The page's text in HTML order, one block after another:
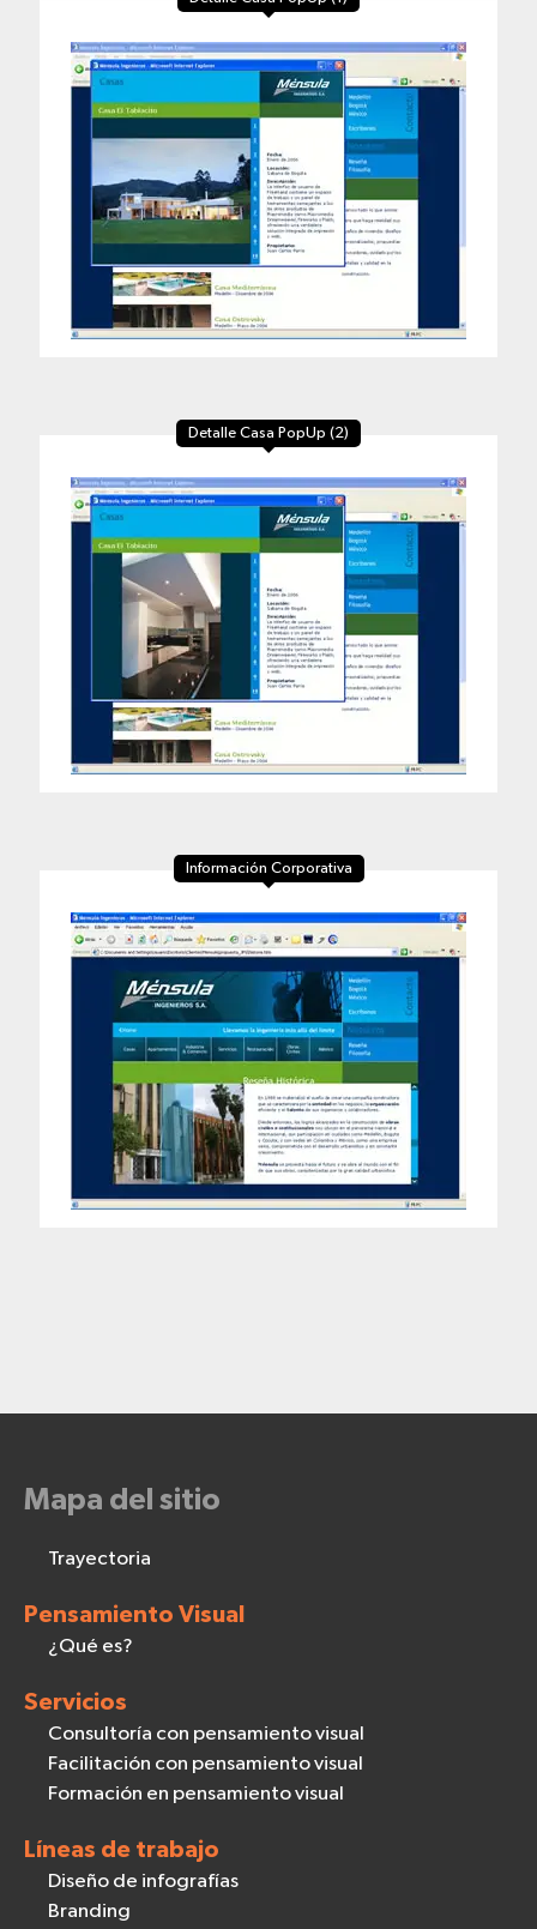
Detalle Casa PopUp (2)
Información Corporativa
Mapa del sitio
Trayectoria
Pensamiento Visual
¿Qué es?
Servicios
Consultoría con pensamiento visual
Facilitación con pensamiento visual
Formación en pensamiento visual
Líneas de trabajo
Diseño de infografías
Branding